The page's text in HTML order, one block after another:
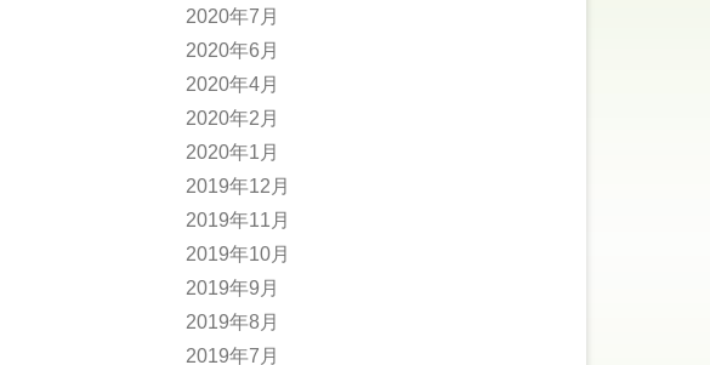
2020年7月
2020年6月
2020年4月
2020年2月
2020年1月
2019年12月
2019年11月
2019年10月
2019年9月
2019年8月
2019年7月